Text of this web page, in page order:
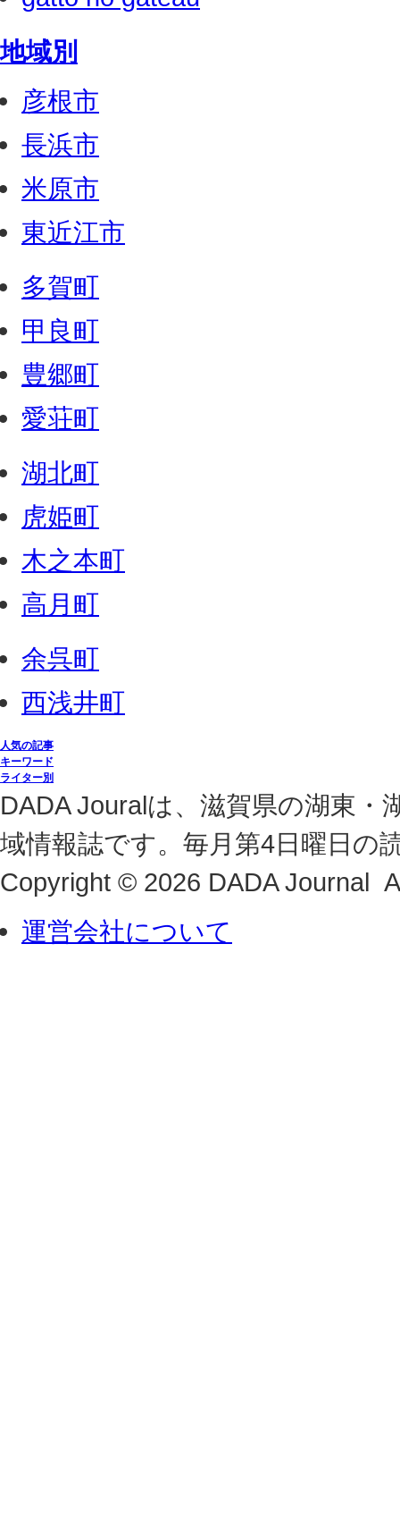
地域別
彦根市
長浜市
米原市
東近江市
多賀町
甲良町
豊郷町
愛荘町
湖北町
虎姫町
木之本町
高月町
余呉町
西浅井町
人気の記事
キーワード
ライター別
DADA Jouralは、滋賀県の湖東
域情報誌です。毎月第4日曜日の
Copyright © 2026 DADA Journal
運営会社について